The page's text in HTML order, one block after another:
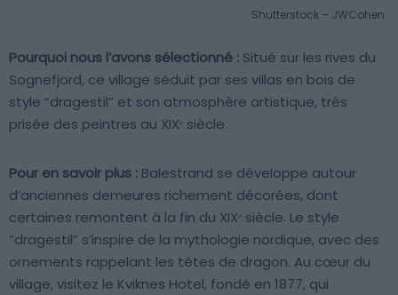
Shutterstock – JWCohen
Pourquoi nous l’avons sélectionné : Situé sur les rives du
Sognefjord, ce village séduit par ses villas en bois de
style “dragestil” et son atmosphère artistique, très
prisée des peintres au XIXᵉ siècle.
Pour en savoir plus : Balestrand se développe autour
d’anciennes demeures richement décorées, dont
certaines remontent à la fin du XIXᵉ siècle. Le style
“dragestil” s’inspire de la mythologie nordique, avec des
ornements rappelant les têtes de dragon. Au cœur du
village, visitez le Kviknes Hotel, fondé en 1877, qui